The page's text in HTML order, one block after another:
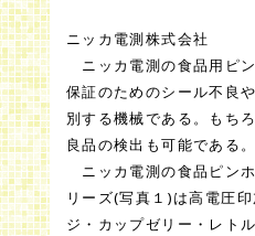
ニッカ電測株式会社
ニッカ電測の食品用ピ
保証のためのシール不良
別する機械である。もち
良品の検出も可能である。
ニッカ電測の食品ピン
リーズ(写真１)は高電圧
ジ・カップゼリー・レト